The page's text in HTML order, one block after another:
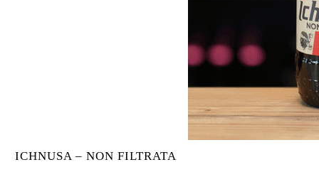
ICHNUSA – NON FILTRATA